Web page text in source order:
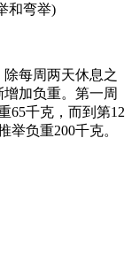
和弯举)
每周两天休息之
加负重。第一周
65千克，而到第12
举负重200千克。